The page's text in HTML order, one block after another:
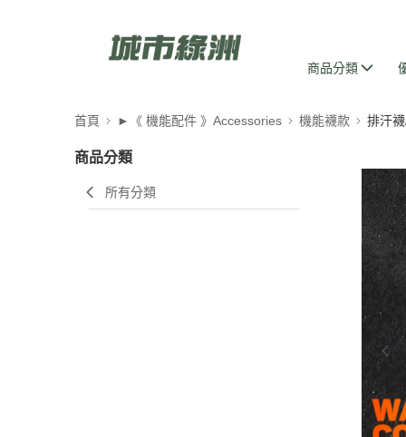
商品分類
首頁 ►《 機能配件 》Accessories 機能襪款 排汗
商品分類
所有分類